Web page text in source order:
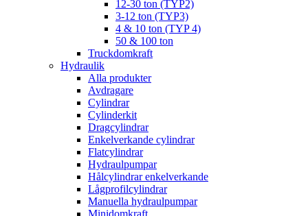
12-30 ton (TYP2)
3-12 ton (TYP3)
4 & 10 ton (TYP 4)
50 & 100 ton
Truckdomkraft
Hydraulik
Alla produkter
Avdragare
Cylindrar
Cylinderkit
Dragcylindrar
Enkelverkande cylindrar
Flatcylindrar
Hydraulpumpar
Hålcylindrar enkelverkande
Lågprofilcylindrar
Manuella hydraulpumpar
Minidomkraft